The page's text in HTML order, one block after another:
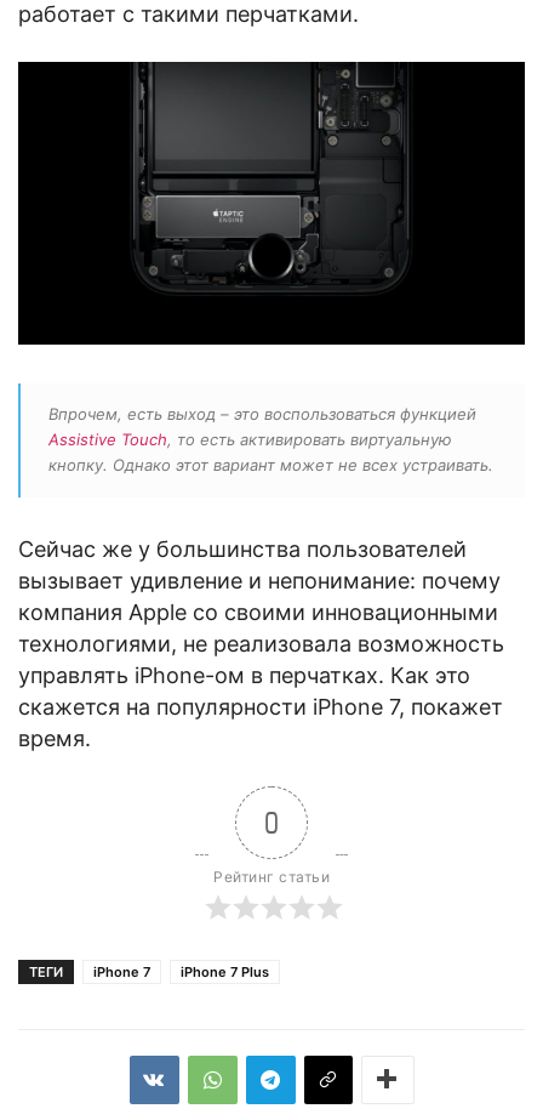
работает с такими перчатками.
Впрочем, есть выход – это воспользоваться функцией
Assistive Touch, то есть активировать виртуальную
кнопку. Однако этот вариант может не всех устраивать.
Сейчас же у большинства пользователей
вызывает удивление и непонимание: почему
компания Apple со своими инновационными
технологиями, не реализовала возможность
управлять iPhone-ом в перчатках. Как это
скажется на популярности iPhone 7, покажет
время.
0
Рейтинг статьи
ТЕГИ iPhone 7 iPhone 7 Plus